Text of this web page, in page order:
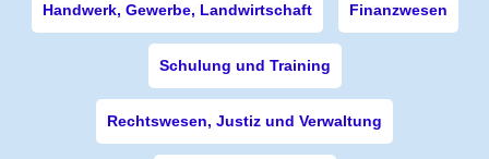
Handwerk, Gewerbe, Landwirtschaft Finanzwesen
Schulung und Training
Rechtswesen, Justiz und Verwaltung